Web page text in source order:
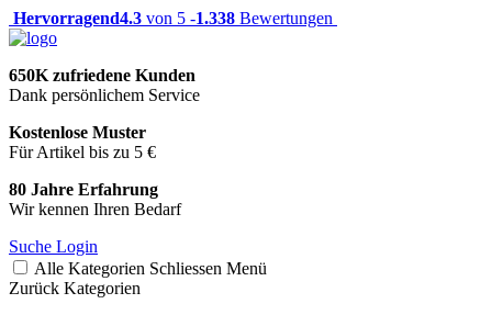
Hervorragend4.3 von 5 -1.338 Bewertungen
650K zufriedene Kunden
Dank persönlichem Service
Kostenlose Muster
Für Artikel bis zu 5 €
80 Jahre Erfahrung
Wir kennen Ihren Bedarf
Suche Login
Alle Kategorien Schliessen Menü
Zurück Kategorien